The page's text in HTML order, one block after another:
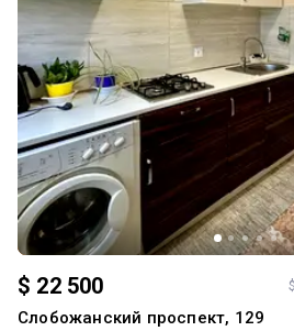
$ 22 500
Слобожанский проспект, 129